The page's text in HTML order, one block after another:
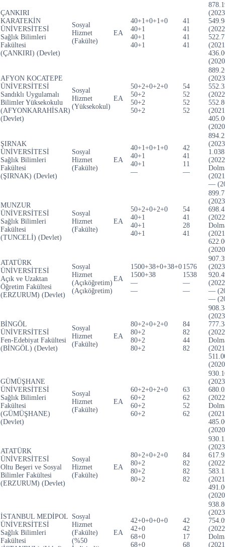
ÇANKIRI
KARATEKİN
ÜNİVERSİTESİ
Sağlık Bilimleri
Fakültesi
(ÇANKIRI) (Devlet)
Sosyal
Hizmet
(Fakülte)
EA
40+1+0+1+0
40+1
40+1
40+1
41
41
41
41
AFYON KOCATEPE
ÜNİVERSİTESİ
Sandıklı Uygulamalı
Bilimler Yüksekokulu
(AFYONKARAHİSAR)
(Devlet)
Sosyal
Hizmet
(Yüksekokul)
EA
50+2+0+2+0
50+2
50+2
50+2
54
52
52
52
ŞIRNAK
ÜNİVERSİTESİ
Sağlık Bilimleri
Fakültesi
(ŞIRNAK) (Devlet)
Sosyal
Hizmet
(Fakülte)
EA
40+1+0+1+0
40+1
40+1
—
42
41
11
—
—
MUNZUR
ÜNİVERSİTESİ
Sağlık Bilimleri
Fakültesi
(TUNCELİ) (Devlet)
Sosyal
Hizmet
(Fakülte)
EA
50+2+0+2+0
40+1
40+1
40+1
54
41
28
41
ATATÜRK
ÜNİVERSİTESİ
Açık ve Uzaktan
Öğretim Fakültesi
(ERZURUM) (Devlet)
Sosyal
Hizmet
(Açıköğretim)
(Açıköğretim)
EA
1500+38+0+38+0
1500+38
—
—
1576
1538
—
—
—
—
BİNGÖL
ÜNİVERSİTESİ
Fen-Edebiyat Fakültesi
(BİNGÖL) (Devlet)
Sosyal
Hizmet
(Fakülte)
EA
80+2+0+2+0
80+2
80+2
80+2
84
82
44
82
GÜMÜŞHANE
ÜNİVERSİTESİ
Sağlık Bilimleri
Fakültesi
(GÜMÜŞHANE)
(Devlet)
Sosyal
Hizmet
(Fakülte)
EA
60+2+0+2+0
60+2
60+2
60+2
63
62
52
62
ATATÜRK
ÜNİVERSİTESİ
Oltu Beşeri ve Sosyal
Bilimler Fakültesi
(ERZURUM) (Devlet)
Sosyal
Hizmet
(Fakülte)
EA
80+2+0+2+0
80+2
80+2
80+2
84
82
82
82
İSTANBUL MEDİPOL
ÜNİVERSİTESİ
Sağlık Bilimleri
Fakültesi
Sosyal
Hizmet
(Fakülte)
(%50
EA
42+0+0+0+0
42+0
68+0
68+0
42
42
17
68